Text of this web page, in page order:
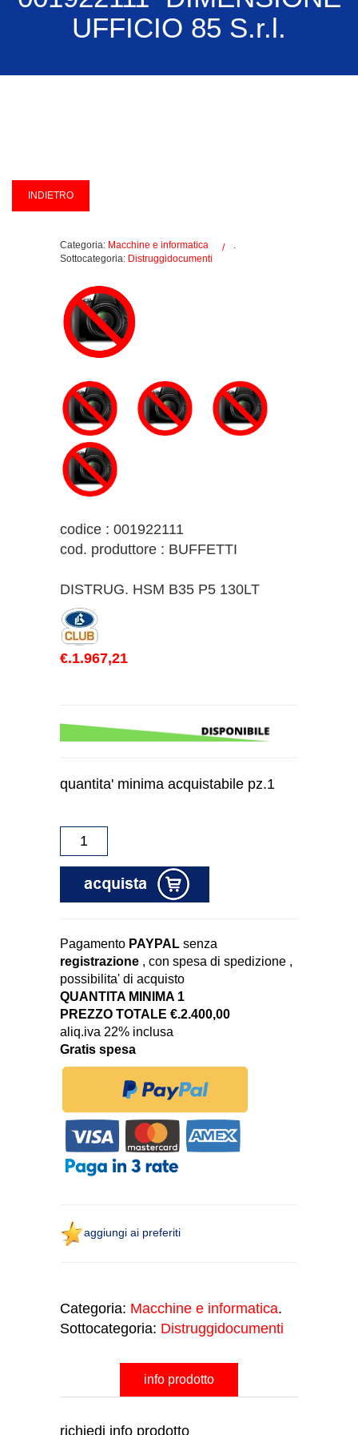
UFFICIO 85 S.r.l.
Categoria: Macchine e informatica
.
Sottocategoria: Distruggidocumenti
codice : 001922111
cod. produttore : BUFFETTI
DISTRUG. HSM B35 P5 130LT
€.1.967,21
quantita' minima acquistabile pz.1
Pagamento PAYPAL senza
registrazione , con spesa di spedizione ,
possibilita' di acquisto
QUANTITA MINIMA 1
PREZZO TOTALE €.2.400,00
aliq.iva 22% inclusa
Gratis spesa
aggiungi ai preferiti
Categoria: Macchine e informatica.
Sottocategoria: Distruggidocumenti
info prodotto
richiedi info prodotto